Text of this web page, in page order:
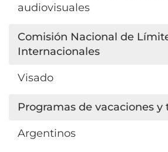
audiovisuales
Comisión Nacional de
Internacionales
Visado
Programas de vacaciones y
Argentinos